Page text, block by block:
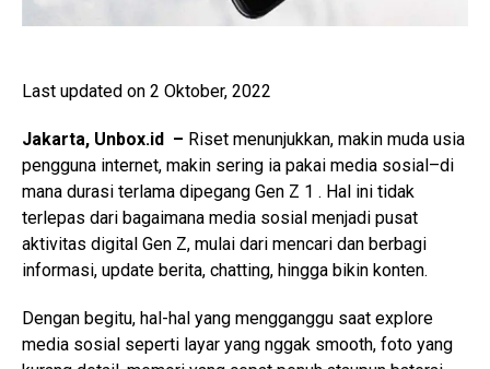
Last updated on 2 Oktober, 2022
Jakarta, Unbox.id – Riset menunjukkan, makin muda usia
pengguna internet, makin sering ia pakai media sosial–di
mana durasi terlama dipegang Gen Z 1 . Hal ini tidak
terlepas dari bagaimana media sosial menjadi pusat
aktivitas digital Gen Z, mulai dari mencari dan berbagi
informasi, update berita, chatting, hingga bikin konten.
Dengan begitu, hal-hal yang mengganggu saat explore
media sosial seperti layar yang nggak smooth, foto yang